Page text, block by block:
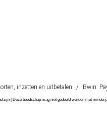
inzetten en uitbetalen / Bwin:
| Deze boodschap mag niet gedeeld worden met